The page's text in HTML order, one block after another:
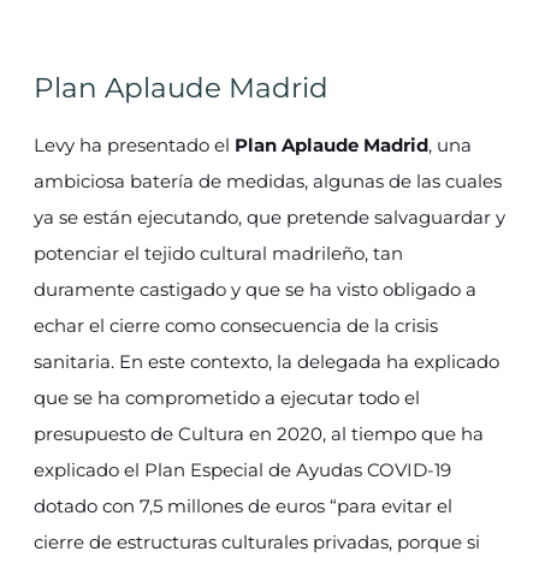
Plan Aplaude Madrid
Levy ha presentado el Plan Aplaude Madrid, una
ambiciosa batería de medidas, algunas de las cuales
ya se están ejecutando, que pretende salvaguardar y
potenciar el tejido cultural madrileño, tan
duramente castigado y que se ha visto obligado a
echar el cierre como consecuencia de la crisis
sanitaria. En este contexto, la delegada ha explicado
que se ha comprometido a ejecutar todo el
presupuesto de Cultura en 2020, al tiempo que ha
explicado el Plan Especial de Ayudas COVID-19
dotado con 7,5 millones de euros “para evitar el
cierre de estructuras culturales privadas, porque si